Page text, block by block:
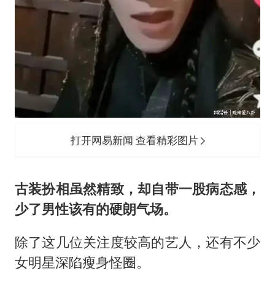
打开网易新闻 查看精彩图片
古装扮相虽然精致，却自带一股病态感，
少了男性该有的硬朗气场。
除了这几位关注度较高的艺人，还有不少
女明星深陷瘦身怪圈。